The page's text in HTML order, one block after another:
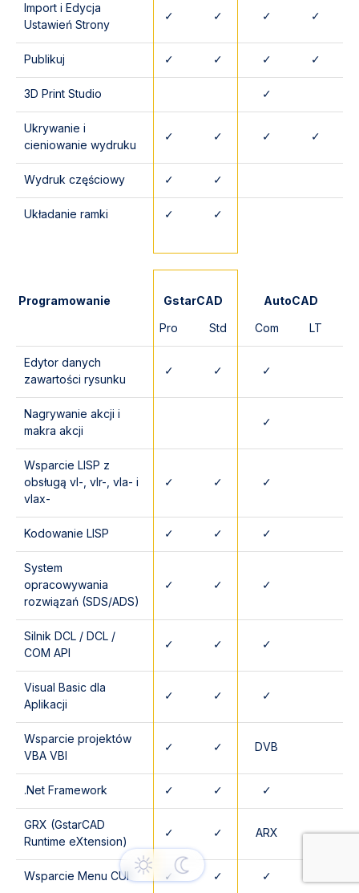
Import i Edycja
Ustawień Strony
✓ ✓ ✓ ✓
Publikuj ✓ ✓ ✓ ✓
3D Print Studio ✓
Ukrywanie i
cieniowanie wydruku
✓ ✓ ✓ ✓
Wydruk częściowy ✓ ✓
Układanie ramki ✓ ✓
Programowanie GstarCAD
AutoCAD
Pro
Std Com LT
Edytor danych
zawartości rysunku
✓ ✓ ✓
Nagrywanie akcji i
makra akcji
✓
Wsparcie LISP z
obsługą vl-, vlr-, vla- i
vlax-
✓ ✓ ✓
Kodowanie LISP ✓ ✓ ✓
System
opracowywania
rozwiązań (SDS/ADS)
✓ ✓ ✓
Silnik DCL / DCL /
COM API
✓ ✓ ✓
Visual Basic dla
Aplikacji
✓ ✓ ✓
Wsparcie projektów
VBA VBI
✓ ✓ DVB
.Net Framework ✓ ✓ ✓
GRX (GstarCAD
Runtime eXtension)
✓ ✓ ARX
Wsparcie Menu CUI ✓ ✓ ✓